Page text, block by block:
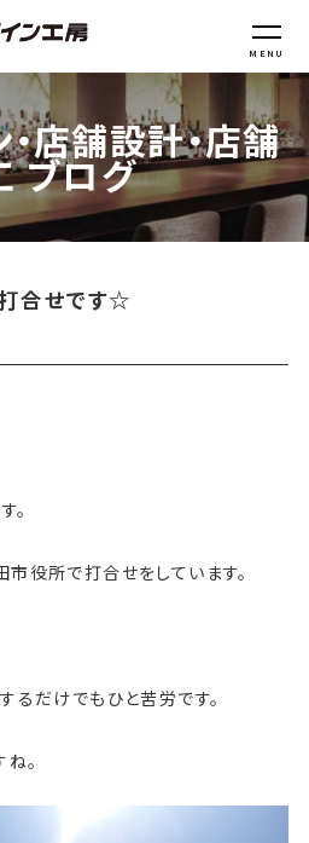
MENU
店舗設計・店舗
ブログ
合せです☆
。
役所で打合せをしています。
るだけでもひと苦労です。
。